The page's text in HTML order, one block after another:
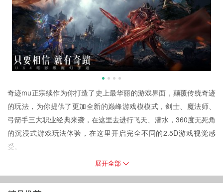
奇迹mu正宗续作为你打造了史上最华丽的游戏界面，颠覆传统奇迹
的玩法，为你提供了更加全新的巅峰游戏模模式，剑士、魔法师、
弓箭手三大职业经典来袭，在这里去进行飞天、潜水，360度无死角
的沉浸式游戏玩法体验，在这里开启完全不同的2.5D游戏视觉感
受。
币x20000。
展开全部